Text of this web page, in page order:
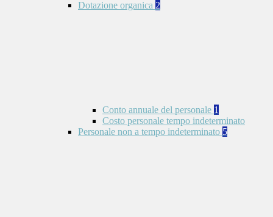
Dotazione organica 2
Conto annuale del personale 1
Costo personale tempo indeterminato
Personale non a tempo indeterminato 5